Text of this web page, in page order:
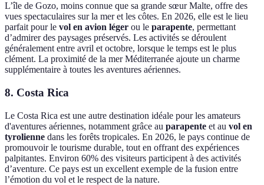
L’île de Gozo, moins connue que sa grande sœur Malte, offre des
vues spectaculaires sur la mer et les côtes. En 2026, elle est le lieu
parfait pour le vol en avion léger ou le parapente, permettant
d’admirer des paysages préservés. Les activités se déroulent
généralement entre avril et octobre, lorsque le temps est le plus
clément. La proximité de la mer Méditerranée ajoute un charme
supplémentaire à toutes les aventures aériennes.
8. Costa Rica
Le Costa Rica est une autre destination idéale pour les amateurs
d'aventures aériennes, notamment grâce au parapente et au vol en
tyrolienne dans les forêts tropicales. En 2026, le pays continue de
promouvoir le tourisme durable, tout en offrant des expériences
palpitantes. Environ 60% des visiteurs participent à des activités
d’aventure. Ce pays est un excellent exemple de la fusion entre
l’émotion du vol et le respect de la nature.